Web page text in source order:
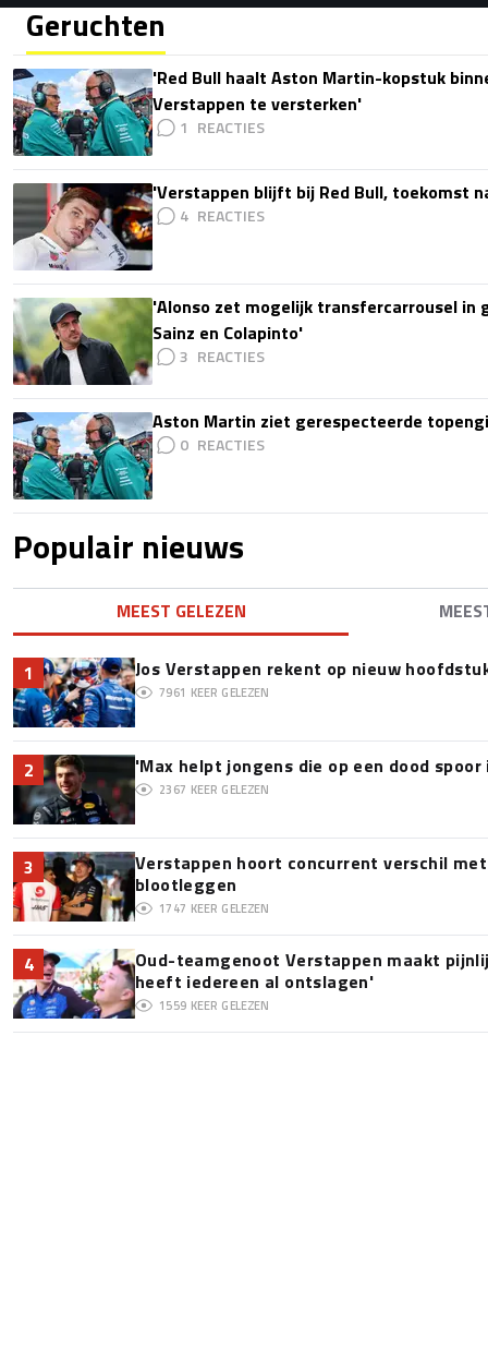
Geruchten
'Red Bull haalt Aston Martin-kopstuk
Verstappen te versterken'
1
'Verstappen blijft bij Red Bull, toekomst
4
'Alonso zet mogelijk transfercarrousel in
Sainz en Colapinto'
3
Aston Martin ziet gerespecteerde
0
Populair nieuws
MEEST GELEZEN
1 Jos Verstappen rekent op nieuw
7961 KEER GELEZEN
2 'Max helpt jongens die op een dood
2367 KEER GELEZEN
3
Verstappen hoort concurrent verschil
blootleggen
1747 KEER GELEZEN
4
Oud-teamgenoot Verstappen maakt
heeft iedereen al ontslagen'
1559 KEER GELEZEN